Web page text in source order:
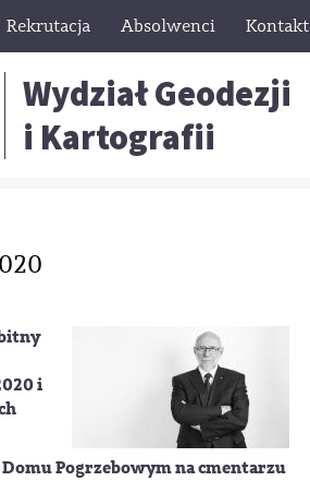
Rekrutacja Absolwenci Kontakt
Wydział Geodezji
i Kartografii
i
Domu Pogrzebowym na cmentarzu